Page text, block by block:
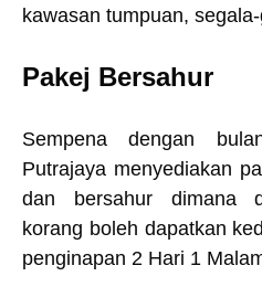
kawasan tumpuan,
Pakej Bersahur
Sempena dengan
Putrajaya menyediakan
dan bersahur dimana
korang boleh dapatkan
penginapan 2 Hari 1